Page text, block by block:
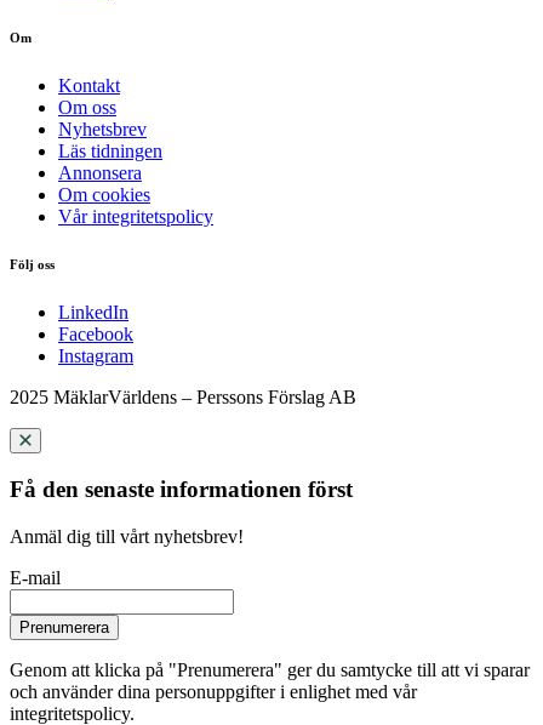
Om
Kontakt
Om oss
Nyhetsbrev
Läs tidningen
Annonsera
Om cookies
Vår integritetspolicy
Följ oss
LinkedIn
Facebook
Instagram
2025 MäklarVärldens – Perssons Förslag AB
Få den senaste informationen först
Anmäl dig till vårt nyhetsbrev!
E-mail
Prenumerera
Genom att klicka på "Prenumerera" ger du samtycke till att vi sparar
och använder dina personuppgifter i enlighet med vår
integritetspolicy.